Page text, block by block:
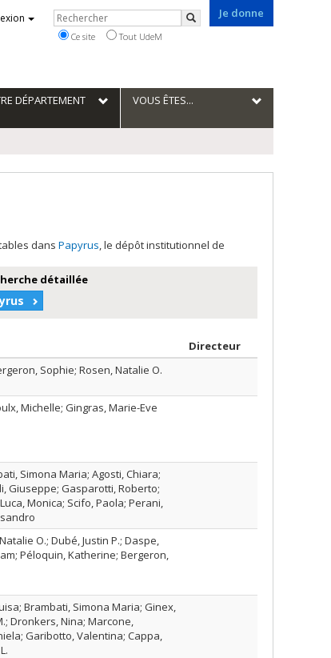
Je donne
Rechercher
Rechercher
Ce site Tout UdeM
DÉPARTEMENT VOUS ÊTES...
dans Papyrus, le dépôt institutionnel de
détaillée
en ordre croissant Directeur
Sophie; Rosen, Natalie O.
Michelle; Gingras, Marie-Eve
Simona Maria; Agosti, Chiara;
Giuseppe; Gasparotti, Roberto;
Monica; Scifo, Paola; Perani,
O.; Dubé, Justin P.; Daspe,
Péloquin, Katherine; Bergeron,
Brambati, Simona Maria; Ginex,
Dronkers, Nina; Marcone,
Garibotto, Valentina; Cappa,